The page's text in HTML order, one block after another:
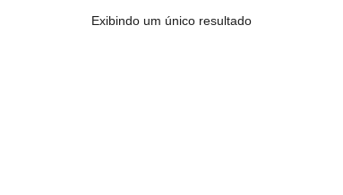
Exibindo um único resultado